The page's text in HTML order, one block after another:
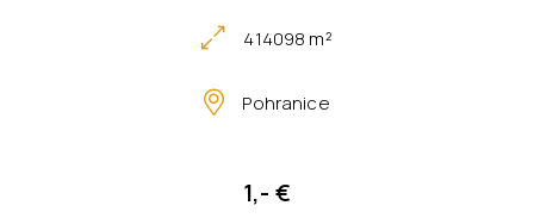
414098 m²
Pohranice
1,- €